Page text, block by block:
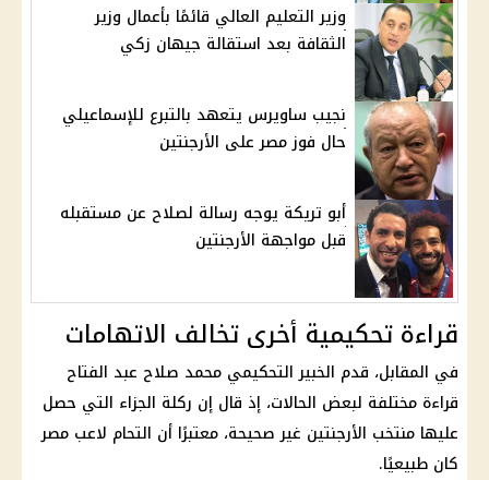
وزير التعليم العالي قائمًا بأعمال وزير
الثقافة بعد استقالة جيهان زكي
نجيب ساويرس يتعهد بالتبرع للإسماعيلي
حال فوز مصر على الأرجنتين
أبو تريكة يوجه رسالة لصلاح عن مستقبله
قبل مواجهة الأرجنتين
قراءة تحكيمية أخرى تخالف الاتهامات
في المقابل، قدم الخبير التحكيمي محمد صلاح عبد الفتاح
قراءة مختلفة لبعض الحالات، إذ قال إن ركلة الجزاء التي حصل
عليها منتخب الأرجنتين غير صحيحة، معتبرًا أن التحام لاعب مصر
كان طبيعيًا.